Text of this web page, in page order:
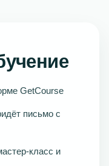
GetCourse
письмо с
класс и